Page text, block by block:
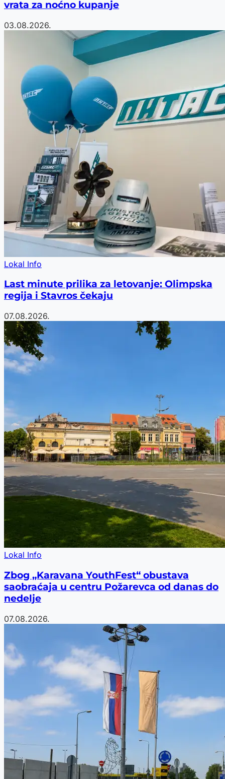
vrata za noćno kupanje
03.08.2026.
Lokal Info
Last minute prilika za letovanje: Olimpska
regija i Stavros čekaju
07.08.2026.
Lokal Info
Zbog „Karavana YouthFest“ obustava
saobraćaja u centru Požarevca od danas do
nedelje
07.08.2026.